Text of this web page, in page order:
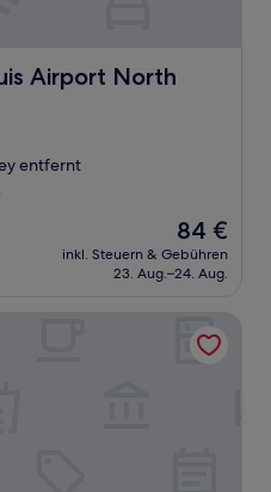
Airport North
North Hotel & Suites
entfernt
Der
Preis
beträgt
84 €
inkl. Steuern & Gebühren
23. Aug.–24. Aug.